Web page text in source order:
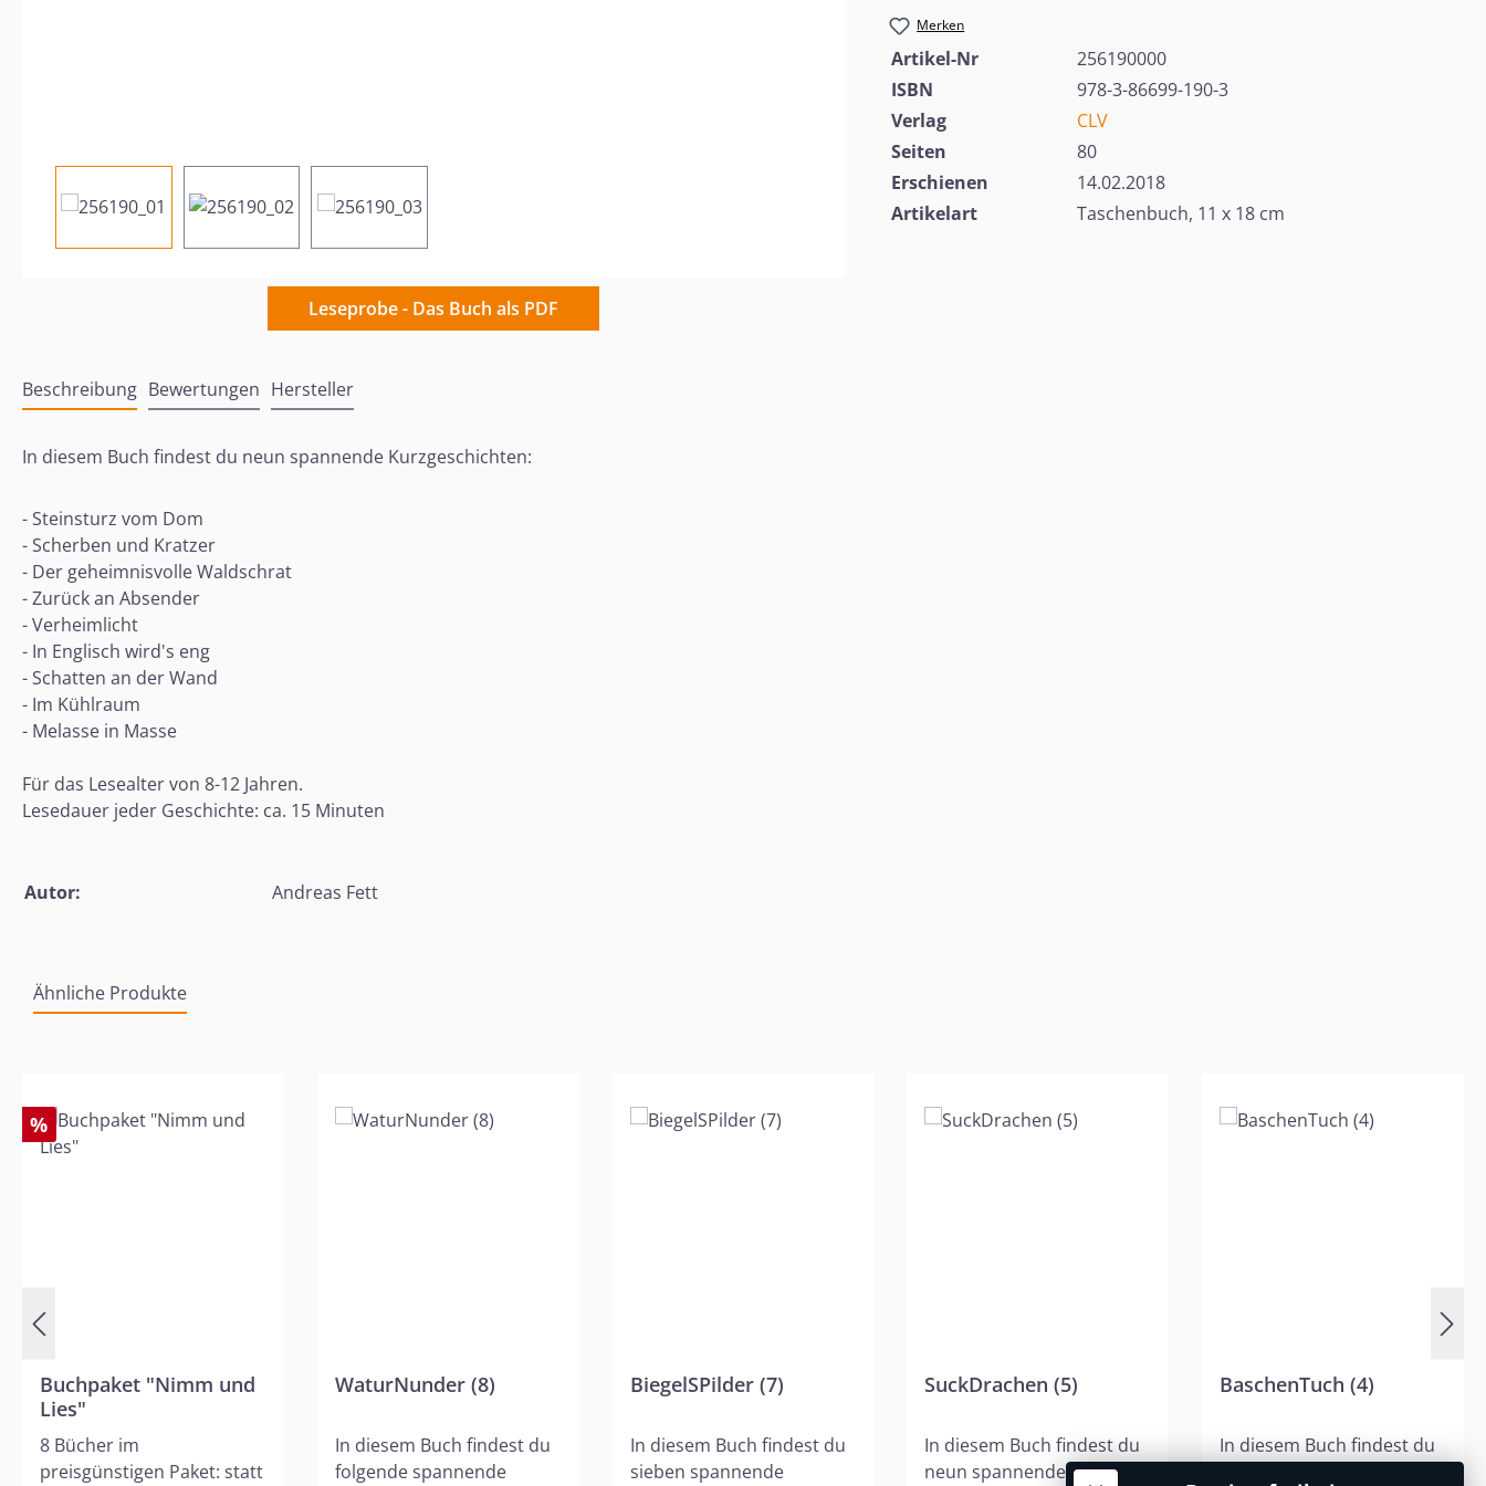
Leseprobe - Das Buch als PDF
Merken
Artikel-Nr
256190000
ISBN
978-3-86699-190-3
Verlag
CLV
Seiten
80
Erschienen
14.02.2018
Artikelart
Taschenbuch, 11 x 18 cm
Beschreibung Bewertungen Hersteller
In diesem Buch findest du neun spannende Kurzgeschichten:
- Steinsturz vom Dom
- Scherben und Kratzer
- Der geheimnisvolle Waldschrat
- Zurück an Absender
- Verheimlicht
- In Englisch wird's eng
- Schatten an der Wand
- Im Kühlraum
- Melasse in Masse
Für das Lesealter von 8-12 Jahren.
Lesedauer jeder Geschichte: ca. 15 Minuten
Autor: Andreas Fett
Ähnliche Produkte
%
Buchpaket "Nimm und
Lies"
8 Bücher im
preisgünstigen Paket: statt
WaturNunder (8)
In diesem Buch findest du
folgende spannende
BiegelSPilder (7)
In diesem Buch findest du
sieben spannende
SuckDrachen (5)
In diesem Buch findest du
neun spannende
BaschenTuch (4)
In diesem Buch findest du